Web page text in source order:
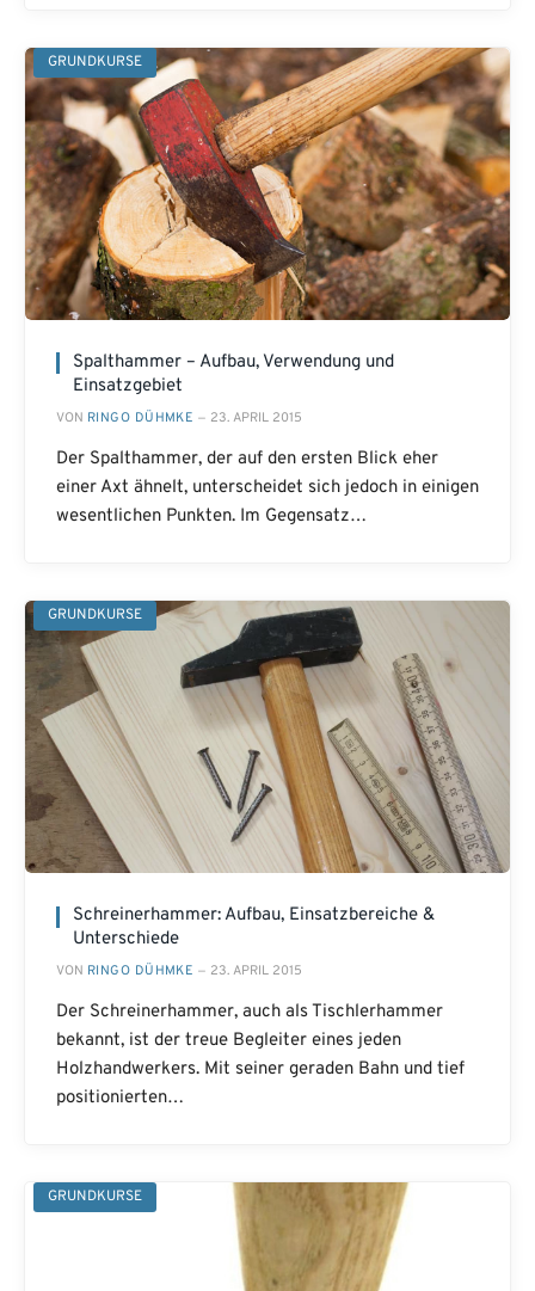
GRUNDKURSE
Spalthammer – Aufbau, Verwendung und
Einsatzgebiet
VON RINGO DÜHMKE 23. APRIL 2015
Der Spalthammer, der auf den ersten Blick eher
einer Axt ähnelt, unterscheidet sich jedoch in einigen
wesentlichen Punkten. Im Gegensatz…
GRUNDKURSE
Schreinerhammer: Aufbau, Einsatzbereiche &
Unterschiede
VON RINGO DÜHMKE 23. APRIL 2015
Der Schreinerhammer, auch als Tischlerhammer
bekannt, ist der treue Begleiter eines jeden
Holzhandwerkers. Mit seiner geraden Bahn und tief
positionierten…
GRUNDKURSE